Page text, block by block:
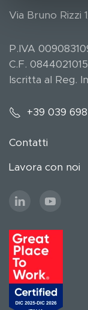
Via Bruno Rizzi
P.IVA
C.F.
Iscritta al Reg.
+39 039
Contatti
Lavora con noi